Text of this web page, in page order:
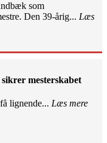
som
Den 39-årig... Læs
mesterskabet
lignende... Læs mere